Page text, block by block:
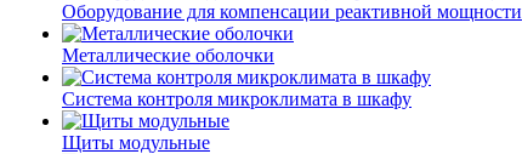
Оборудование для компенсации реактивной мощности
Металлические оболочки
Система контроля микроклимата в шкафу
Щиты модульные